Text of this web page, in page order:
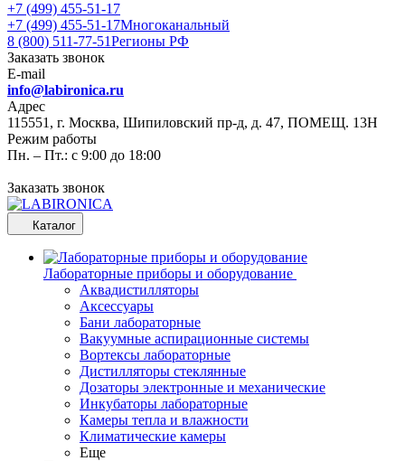
+7 (499) 455-51-17
+7 (499) 455-51-17Многоканальный
8 (800) 511-77-51Регионы РФ
Заказать звонок
E-mail
info@labironica.ru
Адрес
115551, г. Москва, Шипиловский пр-д, д. 47, ПОМЕЩ. 13Н
Режим работы
Пн. – Пт.: с 9:00 до 18:00
Заказать звонок
Каталог
Лабораторные приборы и оборудование
Аквадистилляторы
Аксессуары
Бани лабораторные
Вакуумные аспирационные системы
Вортексы лабораторные
Дистилляторы стеклянные
Дозаторы электронные и механические
Инкубаторы лабораторные
Камеры тепла и влажности
Климатические камеры
Еще